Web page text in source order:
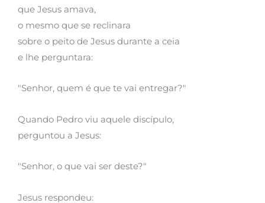
que Jesus amava,
o mesmo que se reclinara
sobre o peito de Jesus durante a ceia
e lhe perguntara:
"Senhor, quem é que te vai entregar?"
Quando Pedro viu aquele discípulo,
perguntou a Jesus:
"Senhor, o que vai ser deste?"
Jesus respondeu: